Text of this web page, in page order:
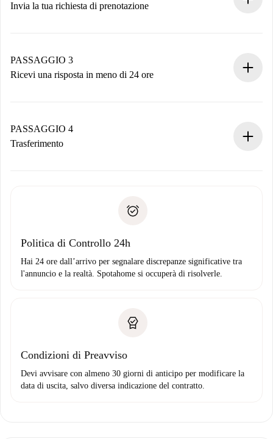
Invia la tua richiesta di prenotazione
non accetta.
PASSAGGIO 3
Ricevi una risposta in meno di 24 ore
contatto con il proprietario.
Se rifiutata: non ti addebiteremo nulla e ti proporremo
Domiciliazione del pagamento
PASSAGGIO 4
Trasferimento
solo se non segnali problemi.
Politica di Controllo 24h
Hai 24 ore dall’arrivo per segnalare discrepanze significative tra
l'annuncio e la realtà. Spotahome si occuperà di risolverle.
Condizioni di Preavviso
Devi avvisare con almeno 30 giorni di anticipo per modificare la
data di uscita, salvo diversa indicazione del contratto.